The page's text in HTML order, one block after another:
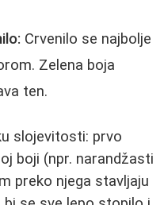
Crvenilo se najbolje
Zelena boja
ten.
slojevitosti: prvo
boji (npr. narandžasti
preko njega stavljaju